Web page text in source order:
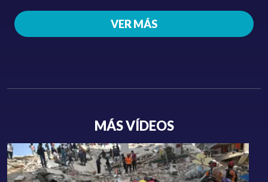
VER MÁS
MÁS VÍDEOS